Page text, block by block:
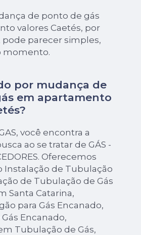
de ponto de gás
valores Caetés, por
parecer simples,
momento.
por mudança de
em apartamento
você encontra a
ao se tratar de GÁS -
Oferecemos
Instalação de Tubulação
de Tubulação de Gás
Santa Catarina,
para Gás Encanado,
Encanado,
Tubulação de Gás,